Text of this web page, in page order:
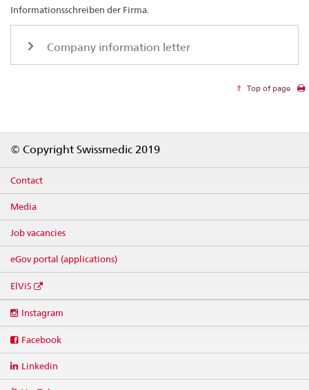
Informationsschreiben der Firma.
Company information letter
Top of page
© Copyright Swissmedic 2019
Contact
Media
Job vacancies
eGov portal (applications)
ElViS
media
Instagram
Facebook
Linkedin